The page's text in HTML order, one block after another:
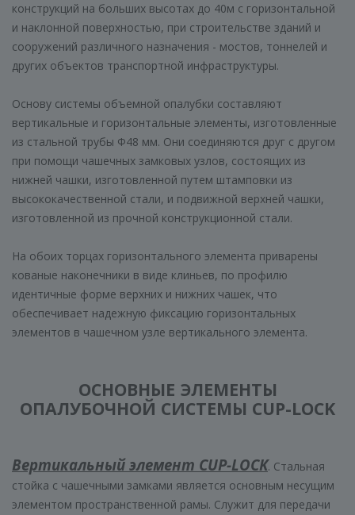
конструкций на больших высотах до 40м с горизонтальной
и наклонной поверхностью, при строительстве зданий и
сооружений различного назначения - мостов, тоннелей и
других объектов транспортной инфраструктуры.
Основу системы объемной опалубки составляют
вертикальные и горизонтальные элементы, изготовленные
из стальной трубы Ф48 мм. Они соединяются друг с другом
при помощи чашечных замковых узлов, состоящих из
нижней чашки, изготовленной путем штамповки из
высококачественной стали, и подвижной верхней чашки,
изготовленной из прочной конструкционной стали.
На обоих торцах горизонтального элемента приварены
кованые наконечники в виде клиньев, по профилю
идентичные форме верхних и нижних чашек, что
обеспечивает надежную фиксацию горизонтальных
элементов в чашечном узле вертикального элемента.
ОСНОВНЫЕ ЭЛЕМЕНТЫ
ОПАЛУБОЧНОЙ СИСТЕМЫ CUP-LOCK
Вертикальный элемент CUP-LOCK. Стальная
стойка с чашечными замками является основным несущим
элементом пространственной рамы. Служит для передачи